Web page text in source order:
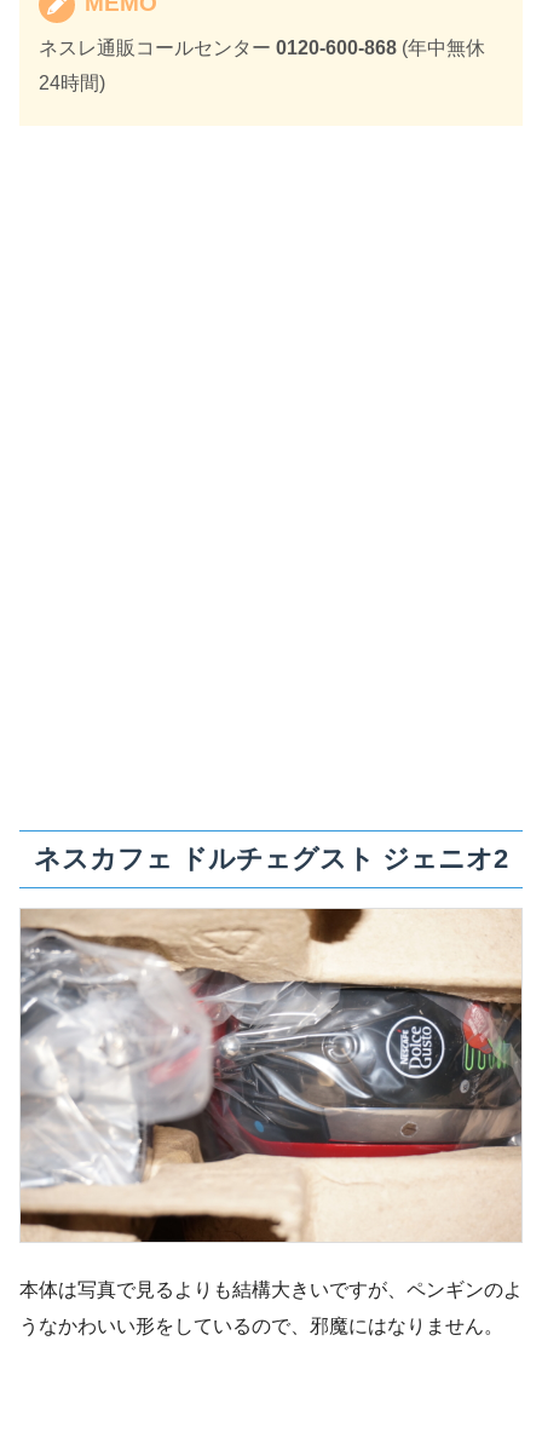
ネスレ通販コールセンター 0120-600-868 (年中無休
24時間)
ネスカフェ ドルチェグスト ジェニオ2
本体は写真で見るよりも結構大きいですが、ペンギンのよ
うなかわいい形をしているので、邪魔にはなりません。